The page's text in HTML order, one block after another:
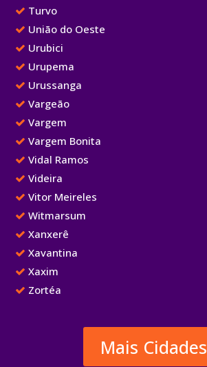
Turvo
União do Oeste
Urubici
Urupema
Urussanga
Vargeão
Vargem
Vargem Bonita
Vidal Ramos
Videira
Vitor Meireles
Witmarsum
Xanxerê
Xavantina
Xaxim
Zortéa
Mais Cidades